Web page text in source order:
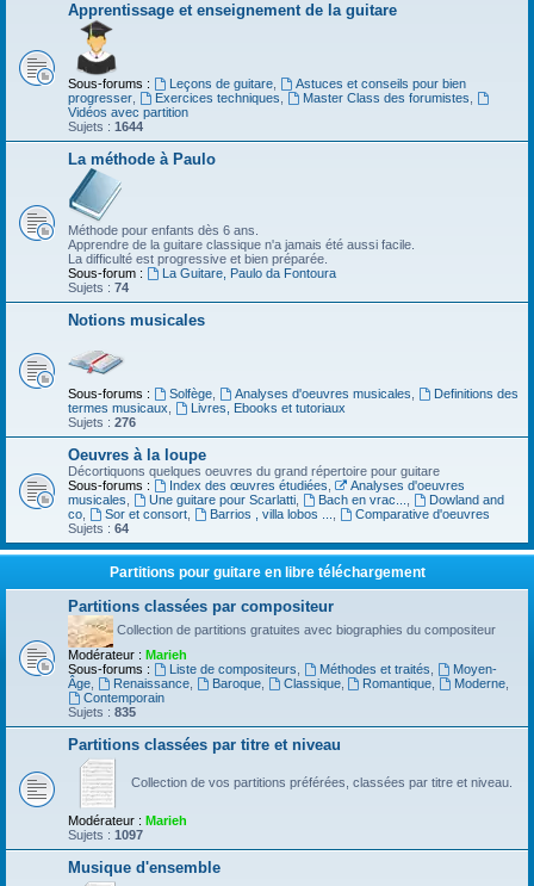
Apprentissage et enseignement de la guitare
Sous-forums : Leçons de guitare,
Astuces et conseils pour bien
progresser
Exercices techniques Master Class des forumistes
Vidéos avec partition
Sujets : 1644
La méthode à Paulo
Méthode pour enfants dès 6 ans.
Apprendre de la guitare classique n'a jamais été aussi facile.
La difficulté est progressive et bien préparée.
Sous-forum :
La Guitare, Paulo da Fontoura
Sujets : 74
Notions musicales
Sous-forums : Solfège, Analyses d'oeuvres musicales
Definitions des
termes musicaux
Livres, Ebooks et tutoriaux
Sujets : 276
Oeuvres à la loupe
Décortiquons quelques oeuvres du grand répertoire pour guitare
Sous-forums :
Index des œuvres étudiées
Analyses d'oeuvres
musicales
Une guitare pour Scarlatti, Bach en vrac...
Dowland and
co
Sor et consort, Barrios , villa lobos ...
Comparative d'oeuvres
Sujets : 64
Partitions pour guitare en libre téléchargement
Partitions classées par compositeur
Collection de partitions gratuites avec biographies du compositeur
Modérateur : Marieh
Sous-forums :
Liste de compositeurs Méthodes et traités
Moyen-
Âge
Renaissance, Baroque, Classique, Romantique Moderne
Contemporain
Sujets : 835
Partitions classées par titre et niveau
Collection de vos partitions préférées, classées par titre et niveau.
Modérateur : Marieh
Sujets : 1097
Musique d'ensemble